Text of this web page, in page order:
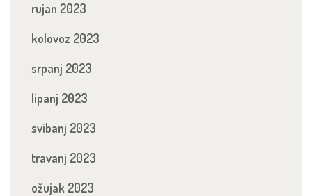
rujan 2023
kolovoz 2023
srpanj 2023
lipanj 2023
svibanj 2023
travanj 2023
ožujak 2023